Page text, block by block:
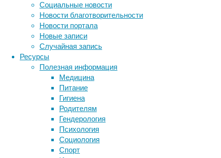
Социальные новости
Новости благотворительности
Новости портала
Новые записи
Случайная запись
Ресурсы
Полезная информация
Медицина
Питание
Гигиена
Родителям
Гендерология
Психология
Социология
Спорт
Морские
травы
—
это
группа
цветковых
растений,
приспособившихся
жизни
Метки